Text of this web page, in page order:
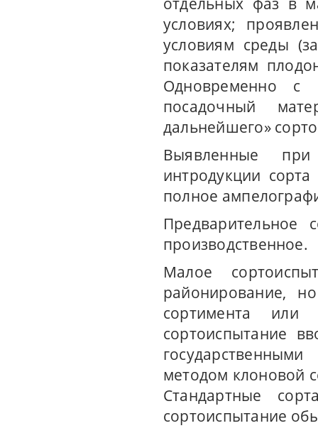
условиях;
условиям среды
показателям
Одновременно с
посадочный
дальнейшего»
Выявленные
интродукции
полное
Предварительное
производственное.
Малое
районирование,
сортимента или
сортоиспытание
методом клоновой
Стандартные
сортоиспытание